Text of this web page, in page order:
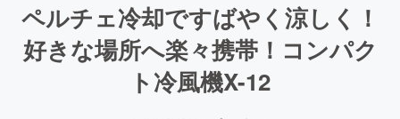
ペルチェ冷却ですばやく涼しく！
好きな場所へ楽々携帯！コンパク
ト冷風機X-12